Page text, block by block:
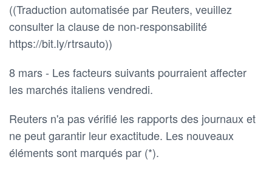
((Traduction automatisée par Reuters, veuillez
consulter la clause de non-responsabilité
https://bit.ly/rtrsauto))
8 mars - Les facteurs suivants pourraient affecter
les marchés italiens vendredi.
Reuters n'a pas vérifié les rapports des journaux et
ne peut garantir leur exactitude. Les nouveaux
éléments sont marqués par (*).